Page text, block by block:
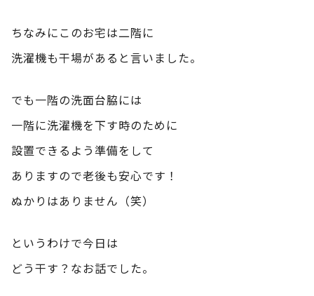
ちなみにこのお宅は二階に
洗濯機も干場があると言いました。
でも一階の洗面台脇には
一階に洗濯機を下す時のために
設置できるよう準備をして
ありますので老後も安心です！
ぬかりはありません（笑）
というわけで今日は
どう干す？なお話でした。